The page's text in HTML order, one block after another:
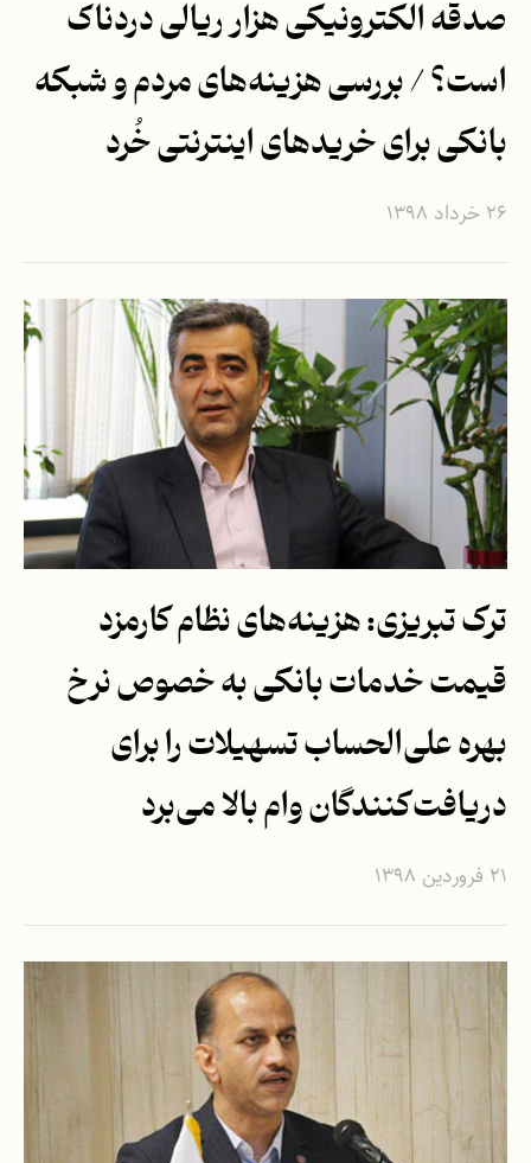
صدقه الکترونیکی هزار ریالی دردناک
است؟ / بررسی هزینه‌های مردم و شبکه
بانکی برای خریدهای اینترنتی خُرد
۲۶ خرداد ۱۳۹۸
ترک تبریزی: هزینه‌های نظام کارمزد
قیمت خدمات بانکی به خصوص نرخ
بهره علی‌الحساب تسهیلات را برای
دریافت‌کنندگان وام بالا می‌برد
۲۱ فروردین ۱۳۹۸